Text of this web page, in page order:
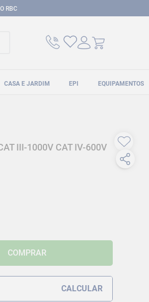
RBC
CASA E JARDIM EPI EQUIPAMENTOS
III-1000V CAT IV-600V
COMPRAR